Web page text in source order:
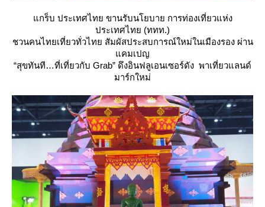
กร็บ ประเทศไทย ขานรับนโยบาย การท่องเที่ยวแห่ง
ประเทศไทย (ททท.)
ชวนคนไทยเที่ยวทั่วไทย สัมผัสประสบการณ์ใหม่ในเมืองรอง ผ่าน
คมเปญ
“สุขทันที…ที่เที่ยวกับ Grab” ดึงอินฟลูเอนเซอร์ดัง พาเที่ยวแลนด์
มาร์กใหม่